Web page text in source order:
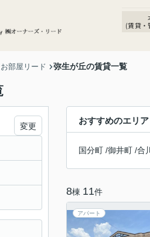
(賃貸
部屋リード 弥生が丘の賃貸一覧
おすすめのエリア
国分町 /御井町 /合
8棟 11件
アパート
変更